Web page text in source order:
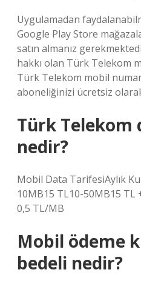
Uygulamadan
Google Play Store
satın almanız
hakkı olan Türk Telekom
Türk Telekom mobil
aboneliğinizi ücretsiz
Türk Telekom
nedir?
Mobil Data TarifesiAylık
10MB15 TL10-50MB15
0,5 TL/MB
Mobil ödeme
bedeli nedir?